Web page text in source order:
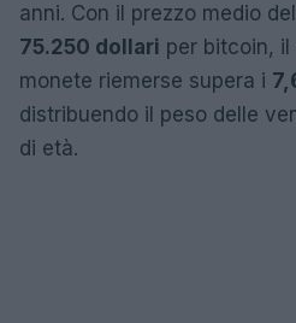
anni. Con il prezzo medio
75.250 dollari per bitcoin,
monete riemerse supera i
distribuendo il peso delle
di età.